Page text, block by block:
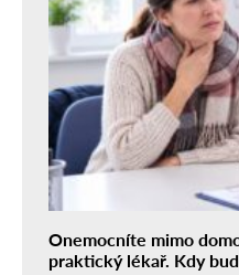
Onemocníte mimo
praktický lékař. Kdy